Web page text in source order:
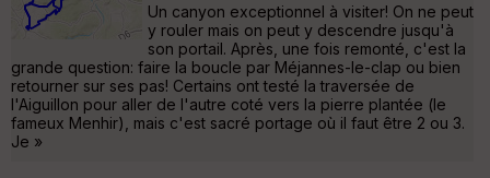
Un canyon exceptionnel à visiter! On ne peut
y rouler mais on peut y descendre jusqu'à
son portail. Après, une fois remonté, c'est la
grande question: faire la boucle par Méjannes-le-clap ou bien
retourner sur ses pas! Certains ont testé la traversée de
l'Aiguillon pour aller de l'autre coté vers la pierre plantée (le
fameux Menhir), mais c'est sacré portage où il faut être 2 ou 3.
Je »